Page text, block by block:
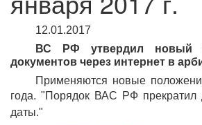
12.01.2017
ВС РФ утвердил новый
документов через интернет в
Применяются новые
года.
Порядок ВАС РФ
даты.